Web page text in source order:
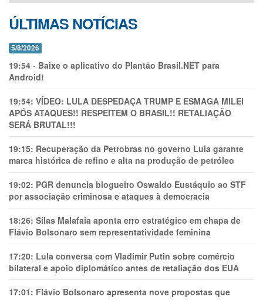
ÚLTIMAS NOTÍCIAS
5/8/2026
19:54 - Baixe o aplicativo do Plantão Brasil.NET para
Android!
19:54: VÍDEO: LULA DESPEDAÇA TRUMP E ESMAGA MILEI
APÓS ATAQUES!! RESPEITEM O BRASIL!! RETALIAÇÃO
SERÁ BRUTAL!!!
19:15: Recuperação da Petrobras no governo Lula garante
marca histórica de refino e alta na produção de petróleo
19:02: PGR denuncia blogueiro Oswaldo Eustáquio ao STF
por associação criminosa e ataques à democracia
18:26: Silas Malafaia aponta erro estratégico em chapa de
Flávio Bolsonaro sem representatividade feminina
17:20: Lula conversa com Vladimir Putin sobre comércio
bilateral e apoio diplomático antes de retaliação dos EUA
17:01: Flávio Bolsonaro apresenta nove propostas que